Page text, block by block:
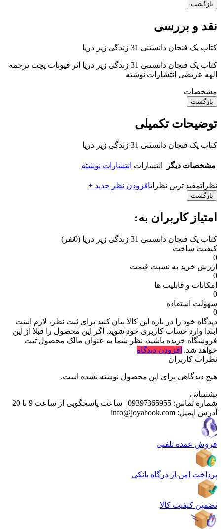
بازگشت
نقد و بررسی
کتاب یک فنجان دانستنی 31 زندگی‌ زیر دریا
کتاب یک فنجان دانستنی 31 زندگی‌ زیر دریا اثر فیونات پچت ترجمه
الهه عریضی انتشارات نوشته
مشخصات
بازگشت
توضیحات تکمیلی
کتاب یک فنجان دانستنی 31 زندگی‌ زیر دریا
مشخصات دیگر انتشارات انتشارات نوشته
نظراتمفید ترین نظراتافزودن نظر جدید +
بازگشت
امتیاز کاربران به:
کتاب یک فنجان دانستنی 31 زندگی‌ زیر دریا
(0نفر)
کیفیت ساخت
0
ارزش خرید به نسبت قیمت
0
امکانات و قابلیت ها
0
سهولت استفاده
0
دیدگاه خود را در باره این کالا بیان کنید برای ثبت نظر، لازم است
ابتدا وارد حساب کاربری خود شوید. اگر این محصول را قبلا از این
فروشگاه خریده باشید، نظر شما به عنوان مالک محصول ثبت
خواهد شد. افزودن دیدگاه
نظرات کاربران
هیچ دیدگاهی برای این محصول نوشته نشده است.
پشتیبانی
شماره تماس: 09397365955
| ساعت پاسخگویی از ساعت 9 تا 20
آدرس ایمیل: info@joyabook.com
فروش عمده تلفنی
پرداخت امن از درگاه بانکی
تضمین کیفیت کالا